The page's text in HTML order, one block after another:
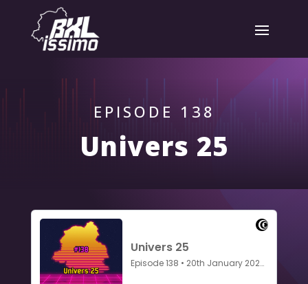
EPISODE 138
Univers 25